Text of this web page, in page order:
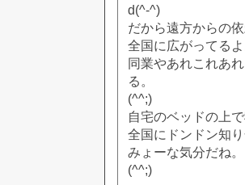
d(^-^)
だから遠方からの
全国に広がってるよ
同業やあれこれあ
る。
(^^;)
自宅のベッドの上
全国にドンドン知
みょーな気分だね。
(^^;)